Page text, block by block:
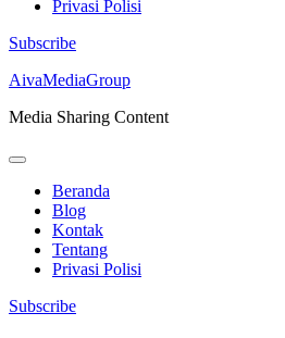
Privasi Polisi
Subscribe
Lompat
konten
Enter)
AivaMediaGroup
Media Sharing Content
Beranda
Blog
Kontak
Tentang
Privasi Polisi
Subscribe